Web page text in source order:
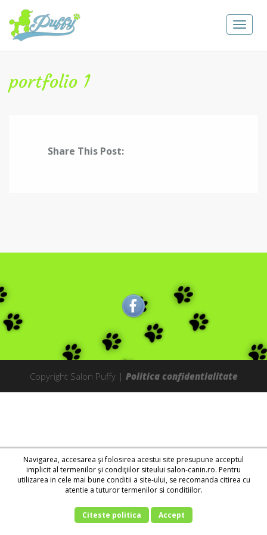
Toggle
portfolio 1
Share This Post:
Copyright Salon Puffy | Politica confidentialitate
Navigarea, accesarea şi folosirea acestui site presupune acceptul
implicit al termenilor şi condiţiilor siteului salon-canin.ro. Pentru
utilizarea in cele mai bune conditii a site-ului, se recomanda citirea cu
atentie a tuturor termenilor si conditiilor.
Citeste politica Accept